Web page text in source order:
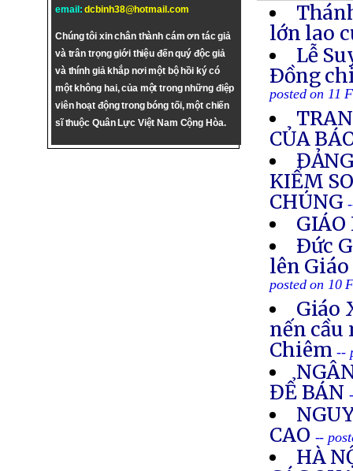
email:dcbinh38@hotmail.com
Chúng tôi xin chân thành cám ơn tác giả
và trân trọng giới thiệu đến quý độc giả
và thính giả khắp nơi một bộ hồi ký có
một không hai, của một trong những điệp
viên hoạt động trong bóng tối, một chiến
sĩ thuộc Quân Lực Việt Nam Cộng Hòa.
lớn lao
Lễ
Ðồng
posted on 11
CỦA
KIỂM
CHÚNG
Ðức
lên
posted on 10
Giáo
nến
Chiêm --
ĐỂ BÁN
CAO --
HÀ